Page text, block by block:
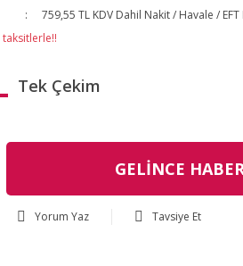
759,55 TL KDV Dahil Nakit / Havale / EFT
Tek Çekim
GELİNCE
Yorum Yaz Tavsiye Et